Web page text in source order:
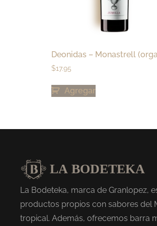
Deonidas – Monastrell
$17.95
Agregar
La Bodeteka, marca de Granlopez,
productos propios con sabores del
tropical. Además, ofrecemos barra